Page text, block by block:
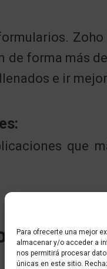
Para ofrecerte una mejor
almacenar y/o acceder a
nos permitirá procesar
únicas en este sitio.
forma más
e ir
que